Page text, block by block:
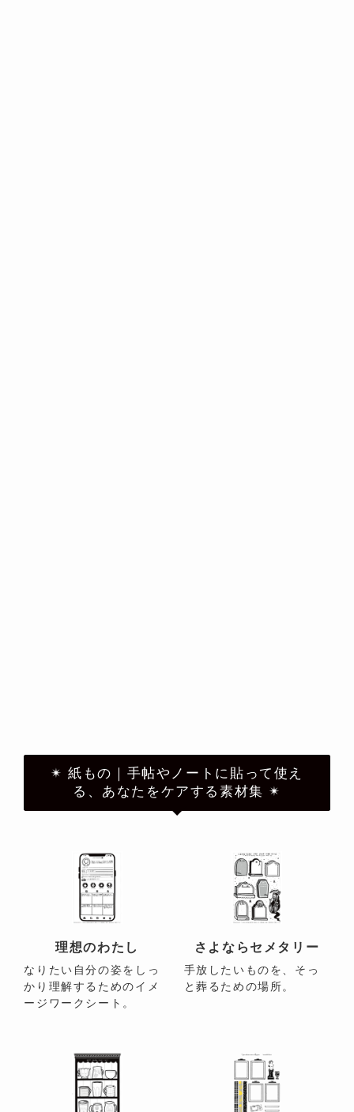
✴︎ 紙もの｜手帖やノートに貼って使え
る、あなたをケアする素材集 ✴︎
理想のわたし
なりたい自分の姿をしっ
かり理解するためのイメ
ージワークシート。
さよならセメタリー
手放したいものを、そっ
と葬るための場所。